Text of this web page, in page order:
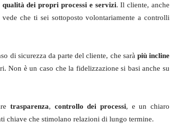
qualità dei propri processi e servizi. Il cliente, anche
che ti sei sottoposto volontariamente a controlli
di sicurezza da parte del cliente, che sarà più incline
Non è un caso che la fidelizzazione si basi anche su
trasparenza, controllo dei processi, e un chiaro
chiave che stimolano relazioni di lungo termine.